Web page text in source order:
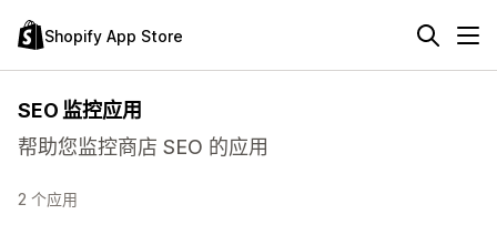
Shopify App Store
SEO 监控应用
帮助您监控商店 SEO 的应用
2 个应用